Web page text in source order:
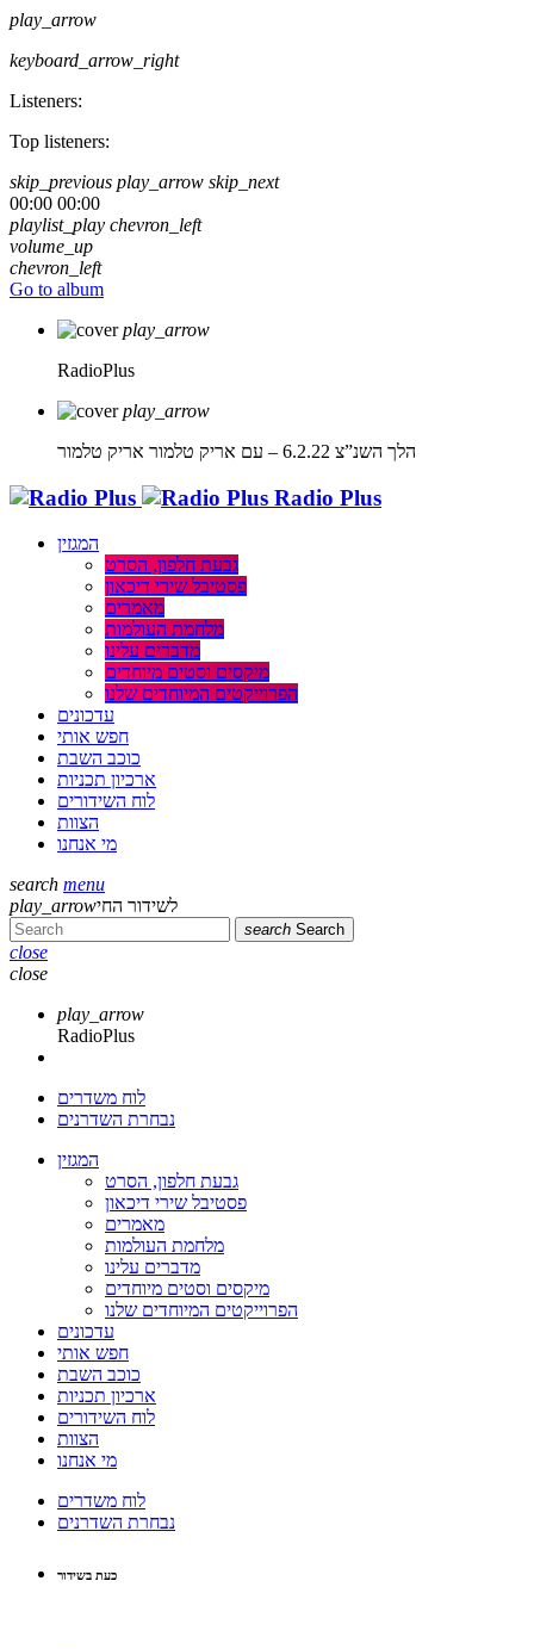
play_arrow
keyboard_arrow_right
Listeners:
Top listeners:
skip_previous play_arrow skip_next
00:00 00:00
playlist_play chevron_left
volume_up
chevron_left
Go to album
play_arrow
RadioPlus
play_arrow
הלך השנ”צ 6.2.22 – עם אריק טלמור
אריק טלמור
Radio Plus
המגזין
גבעת חלפון, הסרט
פסטיבל שירי דיכאון
מאמרים
מלחמת העולמות
מדברים עלינו
מיקסים וסטים מיוחדים
הפרוייקטים המיוחדים שלנו
עדכונים
חפש אותי
כוכב השבת
ארכיון תכניות
לוח השידורים
הצוות
מי אנחנו
search menu
play_arrowלשידור החי
search Search
close
close
play_arrow
RadioPlus
לוח משדרים
נבחרת השדרנים
המגזין
גבעת חלפון, הסרט
פסטיבל שירי דיכאון
מאמרים
מלחמת העולמות
מדברים עלינו
מיקסים וסטים מיוחדים
הפרוייקטים המיוחדים שלנו
עדכונים
חפש אותי
כוכב השבת
ארכיון תכניות
לוח השידורים
הצוות
מי אנחנו
לוח משדרים
נבחרת השדרנים
כעת בשידור